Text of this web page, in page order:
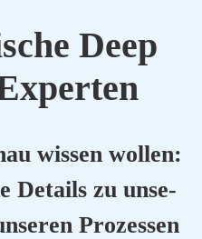
Deep
wis­sen wol­len:
Details zu unse­
Pro­zes­sen